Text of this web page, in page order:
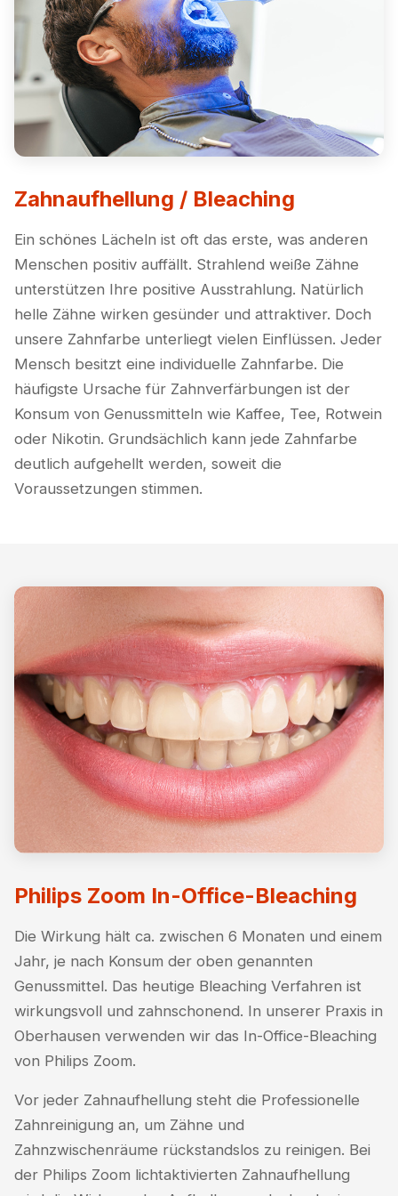
Zahnaufhellung / Bleaching
Ein schönes Lächeln ist oft das erste, was anderen
Menschen positiv auffällt. Strahlend weiße Zähne
unterstützen Ihre positive Ausstrahlung. Natürlich
helle Zähne wirken gesünder und attraktiver. Doch
unsere Zahnfarbe unterliegt vielen Einflüssen. Jeder
Mensch besitzt eine individuelle Zahnfarbe. Die
häufigste Ursache für Zahnverfärbungen ist der
Konsum von Genussmitteln wie Kaffee, Tee, Rotwein
oder Nikotin. Grundsächlich kann jede Zahnfarbe
deutlich aufgehellt werden, soweit die
Voraussetzungen stimmen.
Philips Zoom In-Office-Bleaching
Die Wirkung hält ca. zwischen 6 Monaten und einem
Jahr, je nach Konsum der oben genannten
Genussmittel. Das heutige Bleaching Verfahren ist
wirkungsvoll und zahnschonend. In unserer Praxis in
Oberhausen verwenden wir das In-Office-Bleaching
von Philips Zoom.
Vor jeder Zahnaufhellung steht die Professionelle
Zahnreinigung an, um Zähne und
Zahnzwischenräume rückstandslos zu reinigen. Bei
der Philips Zoom lichtaktivierten Zahnaufhellung